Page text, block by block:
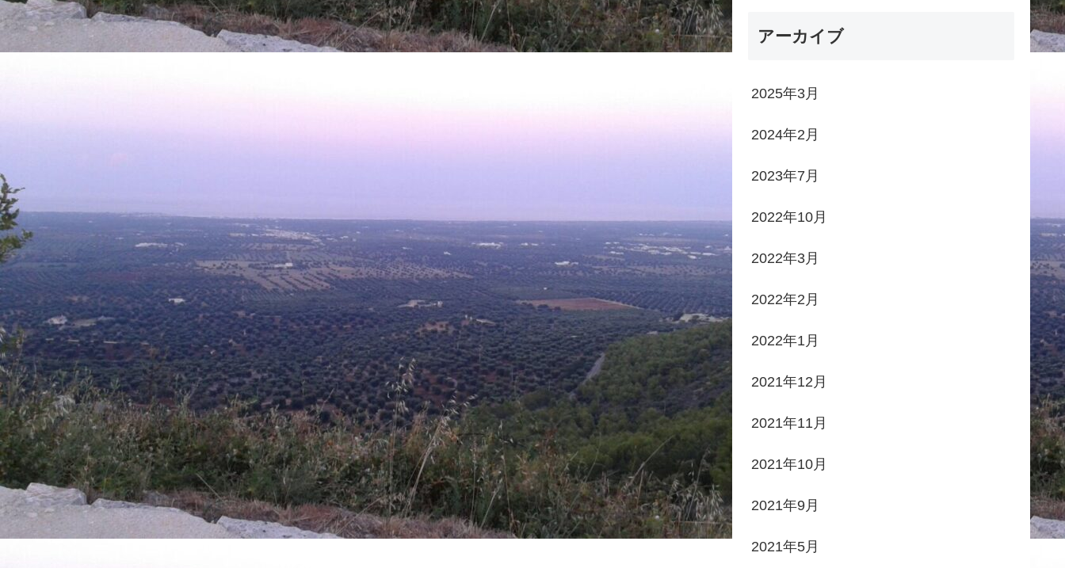
アーカイブ
2025年3月
2024年2月
2023年7月
2022年10月
2022年3月
2022年2月
2022年1月
2021年12月
2021年11月
2021年10月
2021年9月
2021年5月